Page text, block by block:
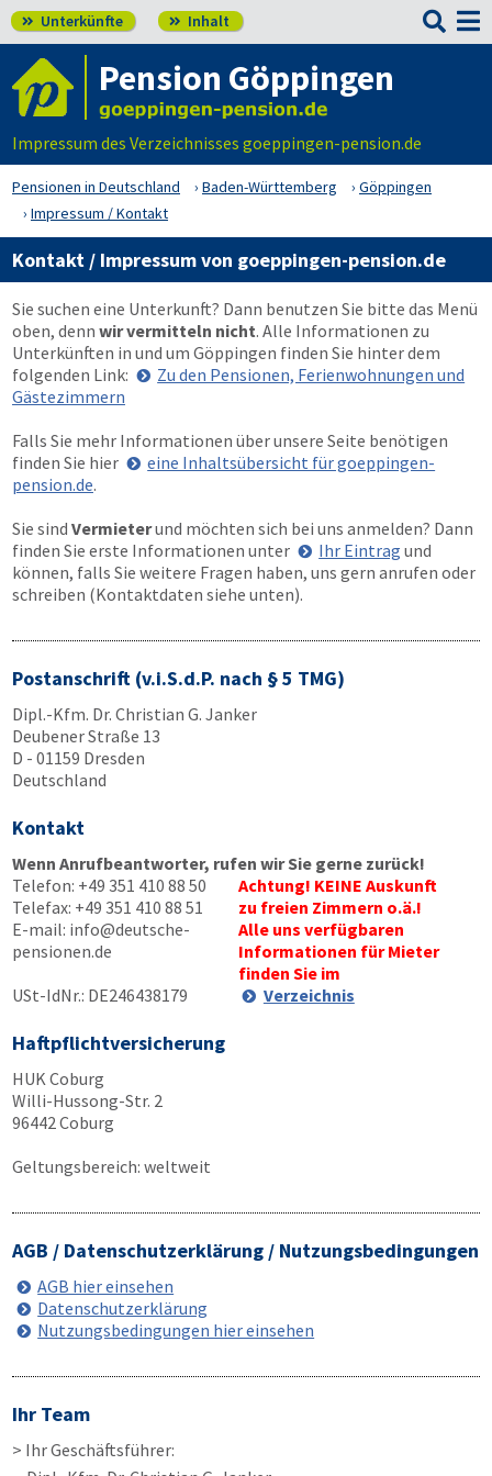
 Unterkünfte  Inhalt 
Pension Göppingen
Impressum des Verzeichnisses goeppingen-pension.de
Pensionen in Deutschland Baden-Württemberg
Göppingen
Impressum / Kontakt
Kontakt / Impressum von goeppingen-pension.de
Sie suchen eine Unterkunft? Dann benutzen Sie bitte das Menü
oben, denn wir vermitteln nicht. Alle Informationen zu
Unterkünften in und um Göppingen finden Sie hinter dem
folgenden Link:
Zu den Pensionen, Ferienwohnungen und
Gästezimmern
Falls Sie mehr Informationen über unsere Seite benötigen
finden Sie hier
eine Inhaltsübersicht für goeppingen-
pension.de.
Sie sind Vermieterund möchten sich bei uns anmelden? Dann
finden Sie erste Informationen unter
Ihr Eintrag und
können, falls Sie weitere Fragen haben, uns gern anrufen oder
schreiben (Kontaktdaten siehe unten).
Postanschrift (v.i.S.d.P. nach § 5 TMG)
Dipl.-Kfm. Dr. Christian G. Janker
Deubener Straße 13
D - 01159 Dresden
Deutschland
Kontakt
Wenn Anrufbeantworter, rufen wir Sie gerne zurück!
Telefon: +49 351 410 88 50
Telefax: +49 351 410 88 51
E-mail: info@deutsche-
pensionen.de
USt-IdNr.: DE246438179
Achtung! KEINE Auskunft
zu freien Zimmern o.ä.!
Alle uns verfügbaren
Informationen für Mieter
finden Sie im
Verzeichnis
Haftpflichtversicherung
HUK Coburg
Willi-Hussong-Str. 2
96442 Coburg
Geltungsbereich: weltweit
AGB / Datenschutzerklärung / Nutzungsbedingungen
AGB hier einsehen
Datenschutzerklärung
Nutzungsbedingungen hier einsehen
Ihr Team
> Ihr Geschäftsführer: